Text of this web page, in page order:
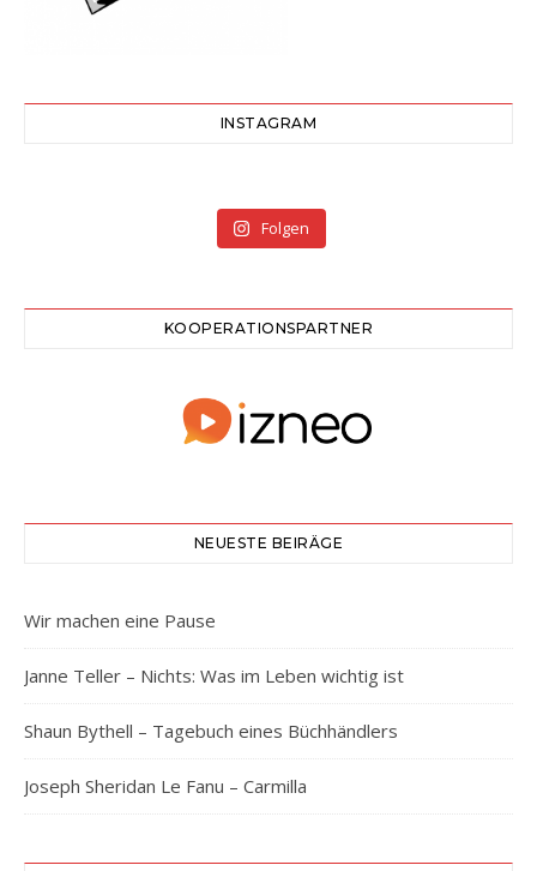
INSTAGRAM
Folgen
KOOPERATIONSPARTNER
NEUESTE BEIRÄGE
Wir machen eine Pause
Janne Teller – Nichts: Was im Leben wichtig ist
Shaun Bythell – Tagebuch eines Büchhändlers
Joseph Sheridan Le Fanu – Carmilla